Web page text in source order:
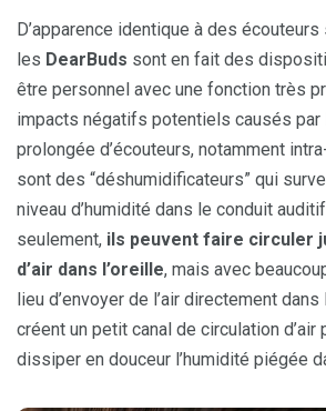
D’apparence identique à des
les DearBuds sont en fait des
être personnel avec une fonction très
impacts négatifs potentiels causés par
prolongée d’écouteurs, notamment
sont des “déshumidificateurs” qui
niveau d’humidité dans le conduit
seulement, ils peuvent faire circuler
d’air dans l’oreille, mais avec
lieu d’envoyer de l’air directement
créent un petit canal de circulation d’air
dissiper en douceur l’humidité piégée